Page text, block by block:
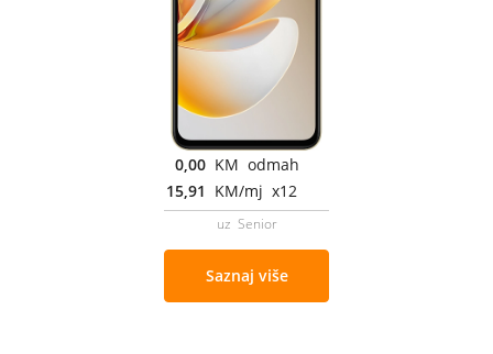
0,00 KM odmah
15,91 KM/mj x12
uz Senior
Saznaj više